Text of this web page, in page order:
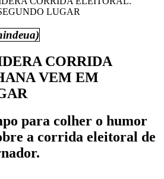
CORRIDA
VEM EM
para colher o humor
a corrida eleitoral de